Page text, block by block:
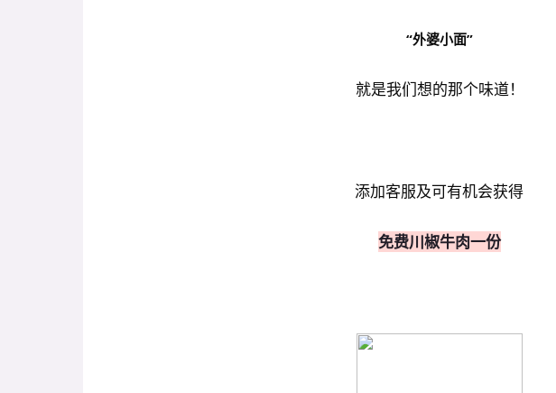
“外婆小面”
就是我们想的那个味道！
添加客服及可有机会获得
免费川椒牛肉一份